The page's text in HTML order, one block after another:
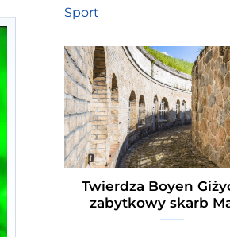
Sport
Twierdza Boyen
zabytkowy skarb